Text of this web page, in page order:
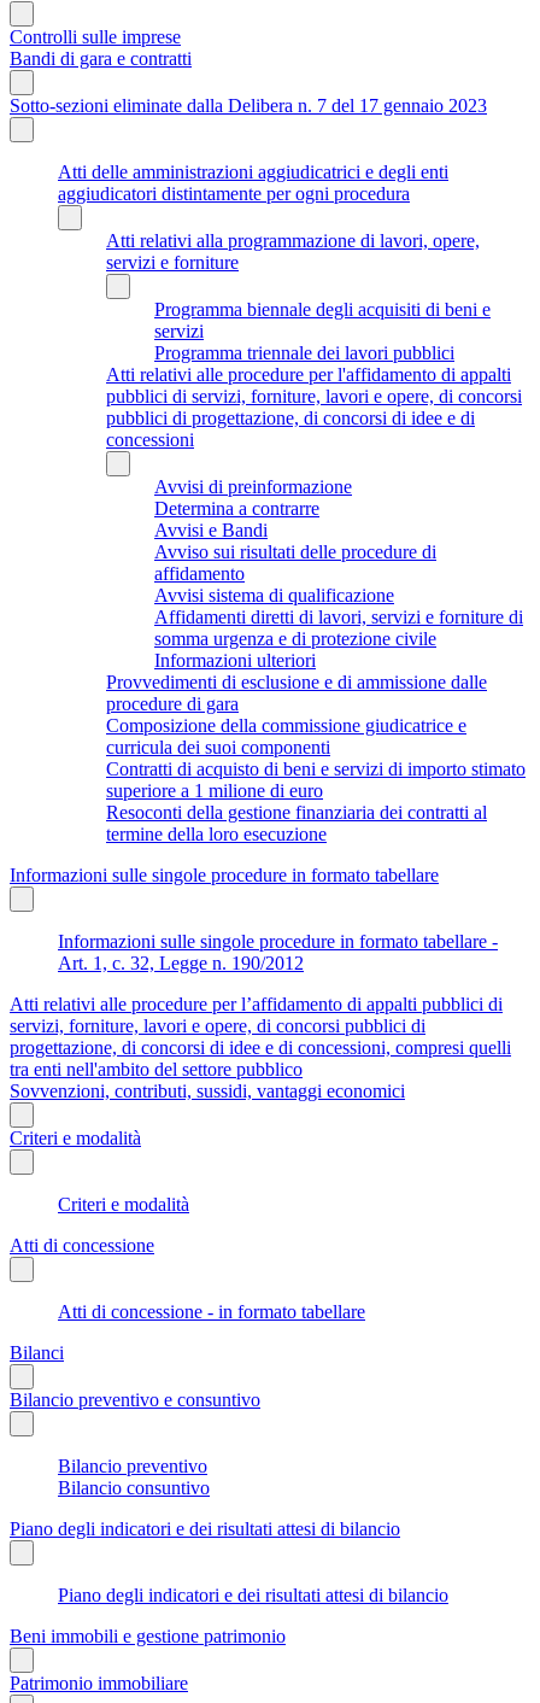
Controlli sulle imprese
Bandi di gara e contratti
Sotto-sezioni eliminate dalla Delibera n. 7 del 17 gennaio 2023
Atti delle amministrazioni aggiudicatrici e degli enti
aggiudicatori distintamente per ogni procedura
Atti relativi alla programmazione di lavori, opere,
servizi e forniture
Programma biennale degli acquisiti di beni e
servizi
Programma triennale dei lavori pubblici
Atti relativi alle procedure per l'affidamento di appalti
pubblici di servizi, forniture, lavori e opere, di concorsi
pubblici di progettazione, di concorsi di idee e di
concessioni
Avvisi di preinformazione
Determina a contrarre
Avvisi e Bandi
Avviso sui risultati delle procedure di
affidamento
Avvisi sistema di qualificazione
Affidamenti diretti di lavori, servizi e forniture di
somma urgenza e di protezione civile
Informazioni ulteriori
Provvedimenti di esclusione e di ammissione dalle
procedure di gara
Composizione della commissione giudicatrice e
curricula dei suoi componenti
Contratti di acquisto di beni e servizi di importo stimato
superiore a 1 milione di euro
Resoconti della gestione finanziaria dei contratti al
termine della loro esecuzione
Informazioni sulle singole procedure in formato tabellare
Informazioni sulle singole procedure in formato tabellare -
Art. 1, c. 32, Legge n. 190/2012
Atti relativi alle procedure per l’affidamento di appalti pubblici di
servizi, forniture, lavori e opere, di concorsi pubblici di
progettazione, di concorsi di idee e di concessioni, compresi quelli
tra enti nell'ambito del settore pubblico
Sovvenzioni, contributi, sussidi, vantaggi economici
Criteri e modalità
Criteri e modalità
Atti di concessione
Atti di concessione - in formato tabellare
Bilanci
Bilancio preventivo e consuntivo
Bilancio preventivo
Bilancio consuntivo
Piano degli indicatori e dei risultati attesi di bilancio
Piano degli indicatori e dei risultati attesi di bilancio
Beni immobili e gestione patrimonio
Patrimonio immobiliare